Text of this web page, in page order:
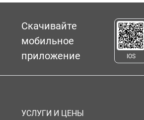
Скачивайте
мобильное
приложение
IOS
УСЛУГИ И ЦЕНЫ